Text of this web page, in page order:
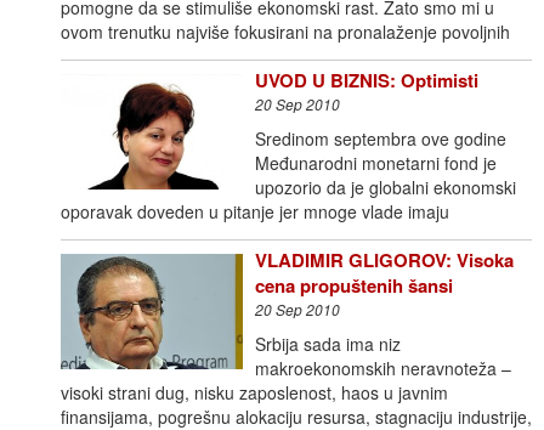
pomogne da se stimuliše ekonomski rast. Zato smo mi u
ovom trenutku najviše fokusirani na pronalaženje povoljnih
UVOD U BIZNIS: Optimisti
20 Sep 2010
Sredinom septembra ove godine
Međunarodni monetarni fond je
upozorio da je globalni ekonomski
oporavak doveden u pitanje jer mnoge vlade imaju
VLADIMIR GLIGOROV: Visoka
cena propuštenih šansi
20 Sep 2010
Srbija sada ima niz
makroekonomskih neravnoteža –
visoki strani dug, nisku zaposlenost, haos u javnim
finansijama, pogrešnu alokaciju resursa, stagnaciju industrije,